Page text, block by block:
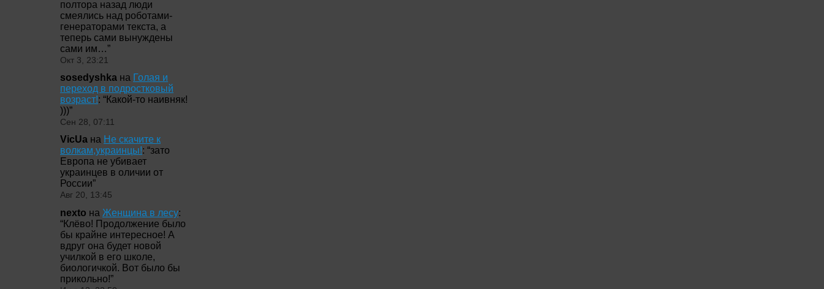
полтора назад люди
смеялись над роботами-
генераторами текста, а
теперь сами вынуждены
сами им…”
Окт 3, 23:21
sosedyshka на Голая и
переход в подростковый
возраст!: “Какой-то наивняк!
)))”
Сен 28, 07:11
VicUa на Не скачите к
волкам,украинцы!: “зато
Европа не убивает
украинцев в оличии от
России”
Авг 20, 13:45
nexto на Женщина в лесу:
“Клёво! Продолжение было
бы крайне интересное! А
вдруг она будет новой
училкой в его школе,
биологичкой. Вот было бы
прикольно!”